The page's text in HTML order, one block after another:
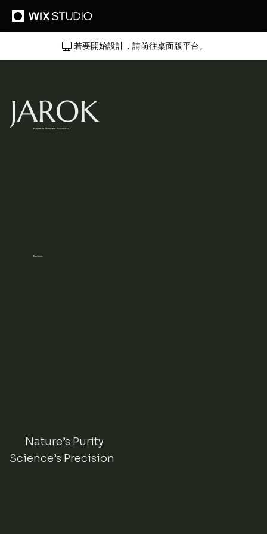
若要開始設計，請前往桌面版平台。